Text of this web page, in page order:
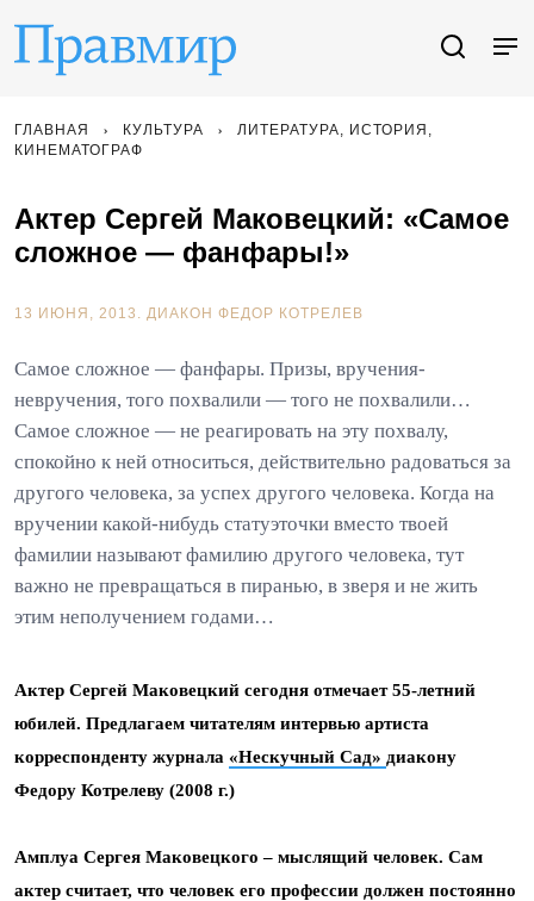
ГЛАВНАЯ КУЛЬТУРА
ЛИТЕРАТУРА, ИСТОРИЯ,
КИНЕМАТОГРАФ
Актер Сергей Маковецкий: «Самое
сложное — фанфары!»
13 ИЮНЯ, 2013. ДИАКОН ФЕДОР КОТРЕЛЕВ
Самое сложное — фанфары. Призы, вручения-
невручения, того похвалили — того не похвалили…
Самое сложное — не реагировать на эту похвалу,
спокойно к ней относиться, действительно радоваться за
другого человека, за успех другого человека. Когда на
вручении какой-нибудь статуэточки вместо твоей
фамилии называют фамилию другого человека, тут
важно не превращаться в пиранью, в зверя и не жить
этим неполучением годами…
Актер Сергей Маковецкий сегодня отмечает 55-летний
юбилей. Предлагаем читателям интервью артиста
корреспонденту журнала «Нескучный Сад» диакону
Федору Котрелеву (2008 г.)
Амплуа Сергея Маковецкого – мыслящий человек. Сам
актер считает, что человек его профессии должен постоянно